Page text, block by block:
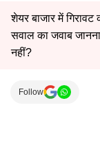
शेयर बाजार में
सवाल का जवाब
नहीं?
Follow